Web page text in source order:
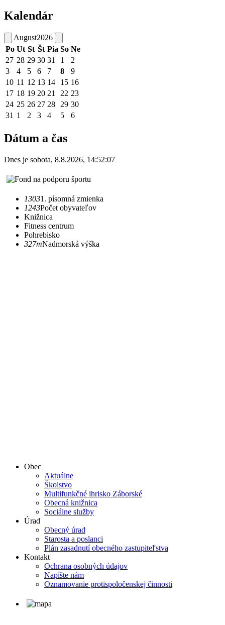
Kalendár
August2026
Po Ut St Št Pia So Ne
27 28 29 30 31 1
2
3
4 5 6 7 8
9
10 11 12 13 14 15 16
17 18 19 20 21 22 23
24 25 26 27 28 29 30
31 1 2 3 4 5 6
Dátum a čas
Dnes je sobota, 8.8.2026, 14:52:07
13031. písomná zmienka
1243Počet obyvateľov
Knižnica
Fitness centrum
Pohrebisko
327mNadmorská výška
Obec
Aktuálne
Školstvo
Multifunkčné ihrisko Záborské
Obecná knižnica
Sociálne služby
Úrad
Obecný úrad
Starosta a poslanci
Plán zasadnutí obecného zastupiteľstva
Kontakt
Ochrana osobných údajov
Napíšte nám
Oznamovanie protispoločenskej činnosti